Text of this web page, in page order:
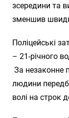
зсередини та
зменшив
Поліцейські
– 21-річного
За незаконне
людини
волі на строк